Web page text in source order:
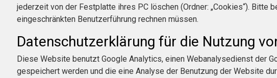
jederzeit von der Festplatte ihres PC löschen (Ordner: „Cookies“).
eingeschränkten Benutzerführung rechnen müssen.
Datenschutzerklärung für die Nutzung
Diese Website benutzt Google Analytics, einen Webanalysedienst der
gespeichert werden und die eine Analyse der Benutzung der Website